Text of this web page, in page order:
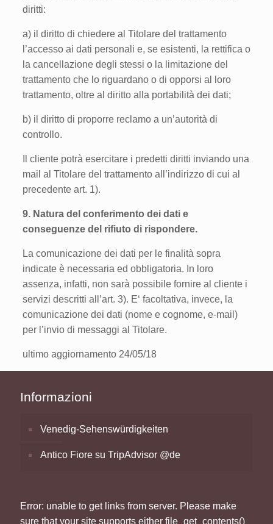
diritti:
a) il diritto di chiedere al Titolare del trattamento
l’accesso ai dati personali e, se esistenti, la rettifica o
la cancellazione degli stessi o la limitazione del
trattamento che lo riguardano o di opporsi al loro
trattamento, oltre al diritto alla portabilità dei dati;
b) il diritto di proporre reclamo a un’autorità di
controllo.
Il cliente potrà esercitare i predetti diritti inviando una
mail al Titolare del trattamento all’indirizzo di cui al
precedente art. 1).
9. Natura del conferimento dei dati e
conseguenze del rifiuto di rispondere.
La comunicazione dei dati per le finalità sopra
indicate è necessaria ed obbligatoria. In loro
assenza, infatti, non sarà possibile fornire al cliente i
servizi descritti all’art. 3). E‘ facoltativa, invece, la
comunicazione dei dati (nome e cognome, e-mail)
per l’invio di messaggi al Titolare.
ultimo aggiornamento 24/05/18
Informazioni
Venedig-Sehenswürdigkeiten
Antico Fiore su TripAdvisor @de
Error: unable to get links from server. Please make
sure that your site supports either file_get_contents()